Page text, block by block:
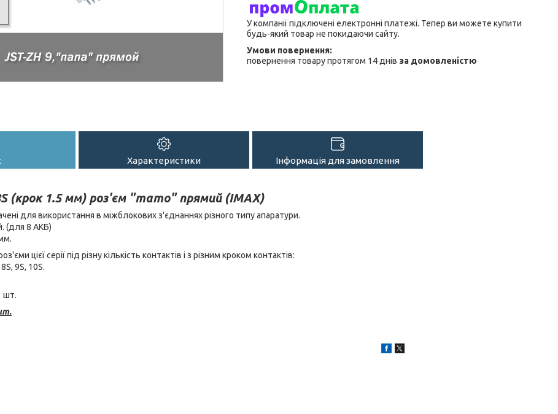
У компанії підключені електронні платежі. Тепер ви можете купити
будь-який товар не покидаючи сайту.
повернення товару протягом 14 днів за домовленістю
Характеристики Інформація для замовлення
(крок 1.5 мм) роз'єм "тато" прямий (IMAX)
для використання в міжблокових з'єднаннях різного типу апаратури.
(для 8 АКБ)
цієї серії під різну кількість контактів і з різним кроком контактів:
9S, 10S.
шт.